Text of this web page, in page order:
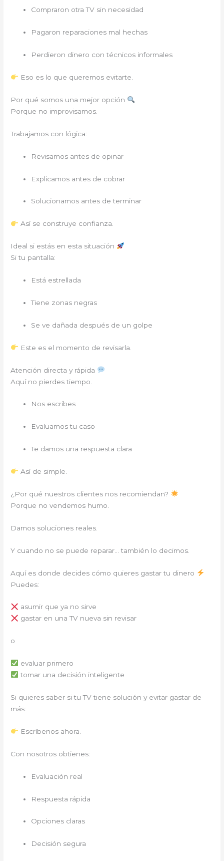
Compraron otra TV sin necesidad
Pagaron reparaciones mal hechas
Perdieron dinero con técnicos informales
Eso es lo que queremos evitarte.
Por qué somos una mejor opción
Porque no improvisamos.
Trabajamos con lógica:
Revisamos antes de opinar
Explicamos antes de cobrar
Solucionamos antes de terminar
Así se construye confianza.
Ideal si estás en esta situación
Si tu pantalla:
Está estrellada
Tiene zonas negras
Se ve dañada después de un golpe
Este es el momento de revisarla.
Atención directa y rápida
Aquí no pierdes tiempo.
Nos escribes
Evaluamos tu caso
Te damos una respuesta clara
Así de simple.
¿Por qué nuestros clientes nos recomiendan?
Porque no vendemos humo.
Damos soluciones reales.
Y cuando no se puede reparar… también lo decimos.
Aquí es donde decides cómo quieres gastar tu dinero
Puedes:
asumir que ya no sirve
gastar en una TV nueva sin revisar
o
evaluar primero
tomar una decisión inteligente
Si quieres saber si tu TV tiene solución y evitar gastar de
más:
Escríbenos ahora.
Con nosotros obtienes:
Evaluación real
Respuesta rápida
Opciones claras
Decisión segura